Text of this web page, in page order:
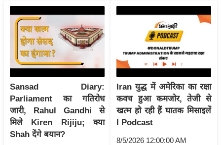
बॉ
ली
ड
हॉ
ली
वु
ड
फि
ल्म
Sansad Diary:
Parliament का गतिरोध
जारी, Rahul Gandhi से
मिले Kiren Rijiju; क्या
Shah देंगे बयान?
Iran युद्ध में अमेरिका का रक्षा
कवच हुआ कमजोर, तेजी से
खत्म हो रही हैं घातक मिसाइलें
I Podcast
8/5/2026 12:00:00 AM